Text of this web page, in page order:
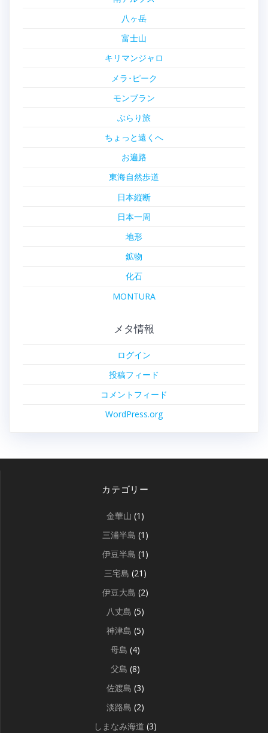
八ヶ岳
富士山
キリマンジャロ
メラ･ピーク
モンブラン
ぶらり旅
ちょっと遠くへ
お遍路
東海自然歩道
日本縦断
日本一周
地形
鉱物
化石
MONTURA
メタ情報
ログイン
投稿フィード
コメントフィード
WordPress.org
カテゴリー
金華山 (1)
三浦半島 (1)
伊豆半島 (1)
三宅島 (21)
伊豆大島 (2)
八丈島 (5)
神津島 (5)
母島 (4)
父島 (8)
佐渡島 (3)
淡路島 (2)
しまなみ海道 (3)